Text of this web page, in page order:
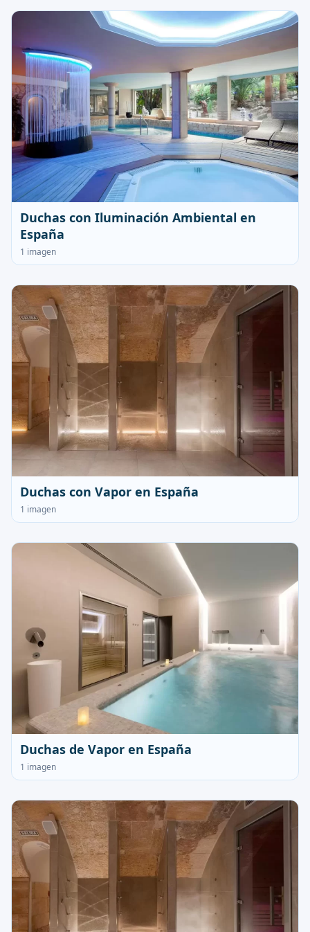
Duchas con Iluminación Ambiental en
España
1 imagen
Duchas con Vapor en España
1 imagen
Duchas de Vapor en España
1 imagen